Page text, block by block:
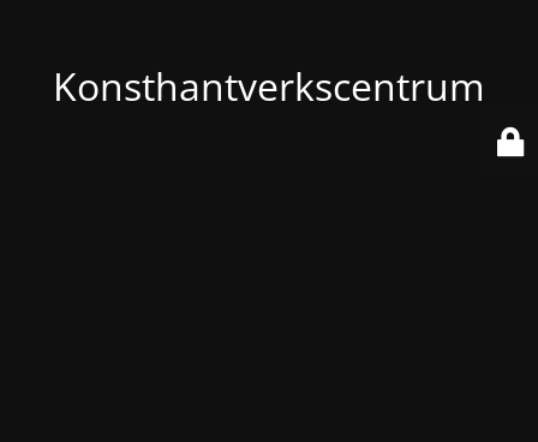
Konsthantverkscentrum